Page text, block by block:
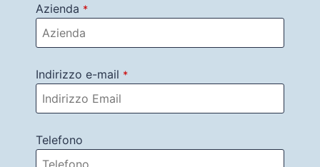
Azienda *
Indirizzo e-mail *
Telefono